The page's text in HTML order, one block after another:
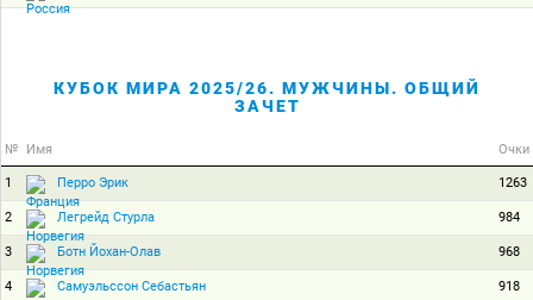
КУБОК МИРА 2025/26. МУЖЧИНЫ. ОБЩИЙ
ЗАЧЕТ
№ Имя Очки
1 Перро Эрик 1263
2 Легрейд Стурла 984
3 Ботн Йохан-Олав 968
4 Самуэльссон Себастьян 918